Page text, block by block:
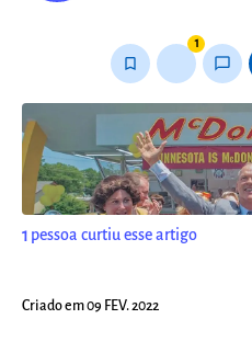
bookmark_border
1
chat_bubble_outline
1 pessoa curtiu esse artigo
Criado em 09 FEV. 2022